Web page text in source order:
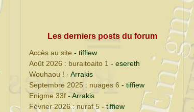
Les derniers posts du forum
Accès au site - tiffiew
Août 2026 : buraitoaito 1 - esereth
Wouhaou ! - Arrakis
Septembre 2025 : nuages 6 - tiffiew
Enigme 33f - Arrakis
Février 2026 : nuraf 5 - tiffiew